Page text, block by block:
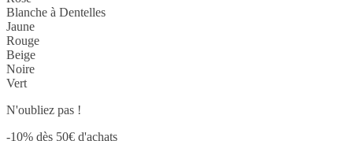
Blanche à Dentelles
Jaune
Rouge
Beige
Noire
Vert
N'oubliez pas !
-10% dès 50€ d'achats